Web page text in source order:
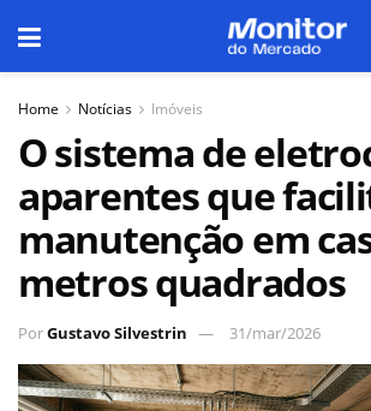
Home Notícias Imóveis
O sistema de
aparentes que
manutenção em
metros quadrados
PorGustavo Silvestrin 31/mar/2026